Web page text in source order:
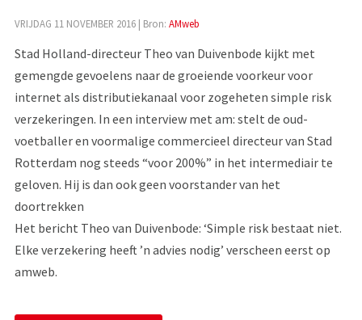
VRIJDAG 11 NOVEMBER 2016| Bron: AMweb
Stad Holland-directeur Theo van Duivenbode kijkt met
gemengde gevoelens naar de groeiende voorkeur voor
internet als distributiekanaal voor zogeheten simple risk
verzekeringen. In een interview met am: stelt de oud-
voetballer en voormalige commercieel directeur van Stad
Rotterdam nog steeds “voor 200%” in het intermediair te
geloven. Hij is dan ook geen voorstander van het
doortrekken
Het bericht Theo van Duivenbode: ‘Simple risk bestaat niet.
Elke verzekering heeft ’n advies nodig’ verscheen eerst op
amweb.